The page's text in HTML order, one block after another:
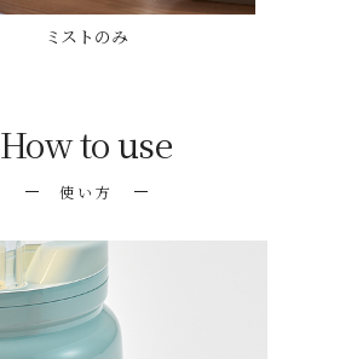
ミストのみ
How to use
使い方